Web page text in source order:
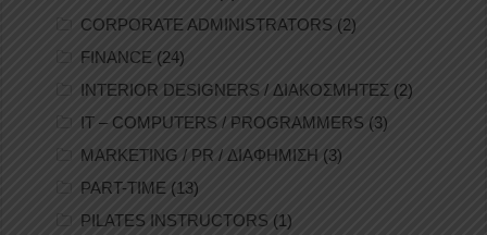
CORPORATE ADMINISTRATORS (2)
FINANCE (24)
INTERIOR DESIGNERS / ΔΙΑΚΟΣΜΗΤΕΣ (2)
IT – COMPUTERS / PROGRAMMERS (3)
MARKETING / PR / ΔΙΑΦΗΜΙΣΗ (3)
PART-TIME (13)
PILATES INSTRUCTORS (1)